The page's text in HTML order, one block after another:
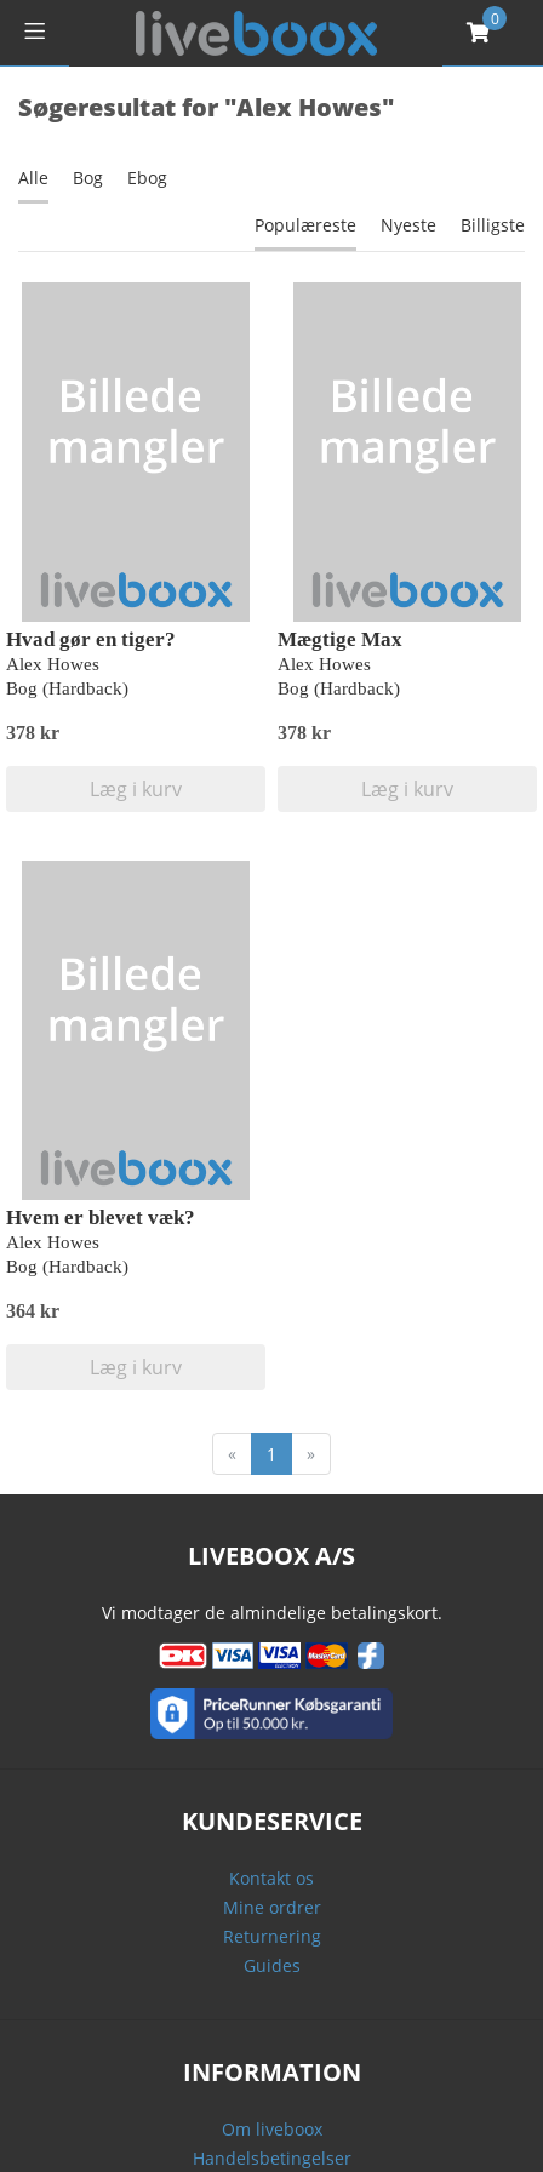
0
Søgeresultat for "Alex Howes"
Alle Bog Ebog
Populæreste Nyeste Billigste
Hvad gør en tiger?
Alex Howes
Bog (Hardback)
378 kr
Læg i kurv
Mægtige Max
Alex Howes
Bog (Hardback)
378 kr
Læg i kurv
Hvem er blevet væk?
Alex Howes
Bog (Hardback)
364 kr
Læg i kurv
« 1 »
LIVEBOOX A/S
Vi modtager de almindelige betalingskort.
KUNDESERVICE
Kontakt os
Mine ordrer
Returnering
Guides
INFORMATION
Om liveboox
Handelsbetingelser